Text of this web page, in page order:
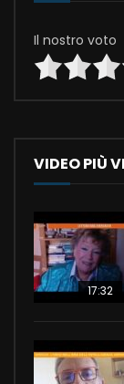
Il nostro voto
VIDEO PIÙ
17:32